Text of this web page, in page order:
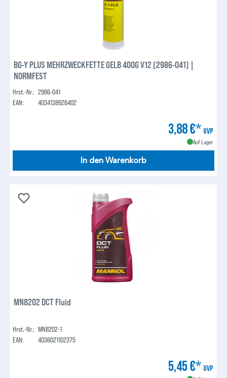
BG-Y PLUS MEHRZWECKFETTE GELB 400G V12 (2986-041) |
NORMFEST
Hrst.-Nr.: 2986-041
EAN:
4034138926402
3,88 €* UVP
Auf Lager
In den Warenkorb
MN8202 DCT Fluid
Hrst.-Nr.: MN8202-1
EAN:
4036021102375
5,45 €* UVP